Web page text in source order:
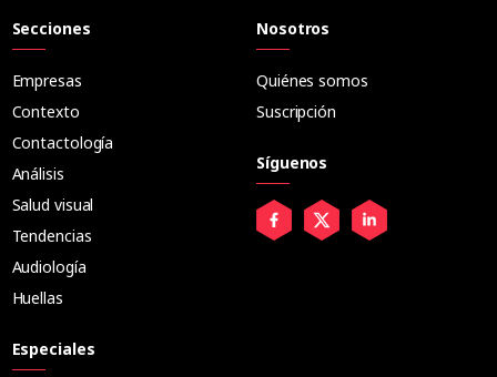
Secciones
Empresas
Contexto
Contactología
Análisis
Salud visual
Tendencias
Audiología
Huellas
Especiales
Nosotros
Quiénes somos
Suscripción
Síguenos